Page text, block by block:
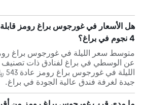
هل الأسعار في غورجوس براغ رومز قابلة
4 نجوم في براغ؟
جيدة لغرفة فندق عالية الجودة في براغ.